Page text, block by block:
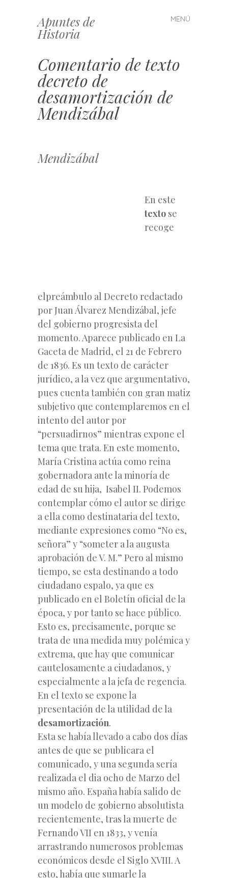
Apuntes de
Historia
MENÚ
Saltar
al
Comentario de texto
decreto de
desamortización de
Mendizábal
Mendizábal
En este
texto se
recoge
elpreámbulo al Decreto redactado
por Juan Álvarez Mendizábal, jefe
del gobierno progresista del
momento. Aparece publicado en La
Gaceta de Madrid, el 21 de Febrero
de 1836. Es un texto de carácter
jurídico, a la vez que argumentativo,
pues cuenta también con gran matiz
subjetivo que contemplaremos en el
intento del autor por
“persuadirnos” mientras expone el
tema que trata. En este momento,
María Cristina actúa como reina
gobernadora ante la minoría de
edad de su hija, Isabel II. Podemos
contemplar cómo el autor se dirige
a ella como destinataria del texto,
mediante expresiones como “No es,
señora” y “someter a la augusta
aprobación de V. M.” Pero al mismo
tiempo, se esta destinando a todo
ciudadano espalo, ya que es
publicado en el Boletín oficial de la
época, y por tanto se hace público.
Esto es, precisamente, porque se
trata de una medida muy polémica y
extrema, que hay que comunicar
cautelosamente a ciudadanos, y
especialmente a la jefa de regencia.
En el texto se expone la
presentación de la utilidad de la
desamortización.
Esta se había llevado a cabo dos días
antes de que se publicara el
comunicado, y una segunda sería
realizada el dia ocho de Marzo del
mismo año. España había salido de
un modelo de gobierno absolutista
recientemente, tras la muerte de
Fernando VII en 1833, y venía
arrastrando numerosos problemas
económicos desde el Siglo XVIII. A
esto, había que sumarle la